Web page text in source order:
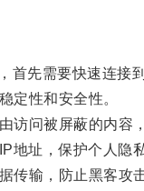
先需要快速连接到
性和安全性。
问被屏蔽的内容，
址，保护个人隐私
输，防止黑客攻击